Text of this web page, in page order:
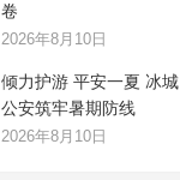
卷
2026年8月10日
倾力护游 平安一夏 冰城
公安筑牢暑期防线
2026年8月10日